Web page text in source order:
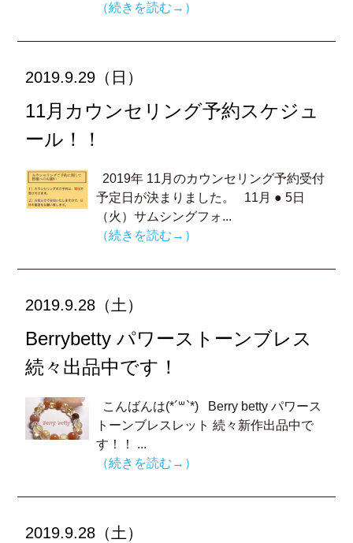
（続きを読む→）
2019.9.29（日）
11月カウンセリング予約スケジュ
ール！！
2019年 11月のカウンセリング予約受付
予定日が決まりました。 11月 ● 5日
（火）サムシングフォ...
（続きを読む→）
2019.9.28（土）
Berrybetty パワーストーンブレス
続々出品中です！
こんばんは(*´꒳`*) Berry betty パワース
トーンブレスレット 続々新作出品中で
す！！ ...
（続きを読む→）
2019.9.28（土）